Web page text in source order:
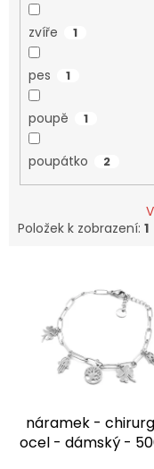
zvíře 1
pes 1
poupě 1
poupátko 2
Položek k zobrazení: 1
náramek -
ocel - dámský -